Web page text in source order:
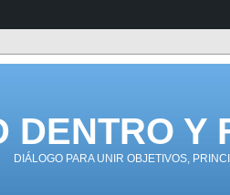
DENTRO Y
DIÁLOGO PARA UNIR OBJETIVOS,